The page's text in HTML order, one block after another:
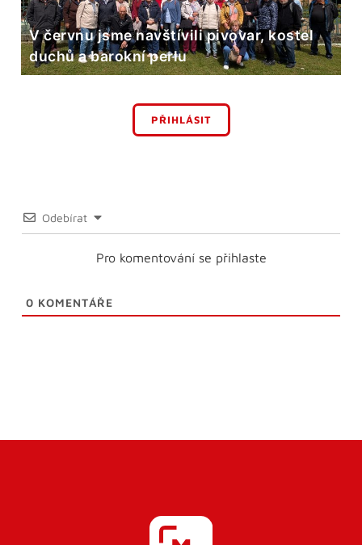
V červnu jsme navštívili pivovar, kostel
duchů a barokní perlu
PŘIHLÁSIT
Odebírat
Pro komentování se přihlaste
0 KOMENTÁŘE